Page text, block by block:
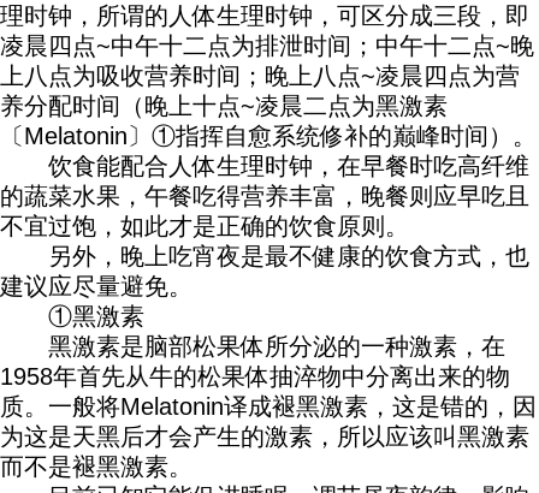
理时钟，所谓的人体生理时钟，可区分成三段，即
凌晨四点~中午十二点为排泄时间；中午十二点~晚
上八点为吸收营养时间；晚上八点~凌晨四点为营
养分配时间（晚上十点~凌晨二点为黑激素
〔Melatonin〕①指挥自愈系统修补的巅峰时间）。
饮食能配合人体生理时钟，在早餐时吃高纤维
的蔬菜水果，午餐吃得营养丰富，晚餐则应早吃且
不宜过饱，如此才是正确的饮食原则。
另外，晚上吃宵夜是最不健康的饮食方式，也
建议应尽量避免。
①黑激素
黑激素是脑部松果体所分泌的一种激素，在
1958年首先从牛的松果体抽淬物中分离出来的物
质。一般将Melatonin译成褪黑激素，这是错的，因
为这是天黑后才会产生的激素，所以应该叫黑激素
而不是褪黑激素。